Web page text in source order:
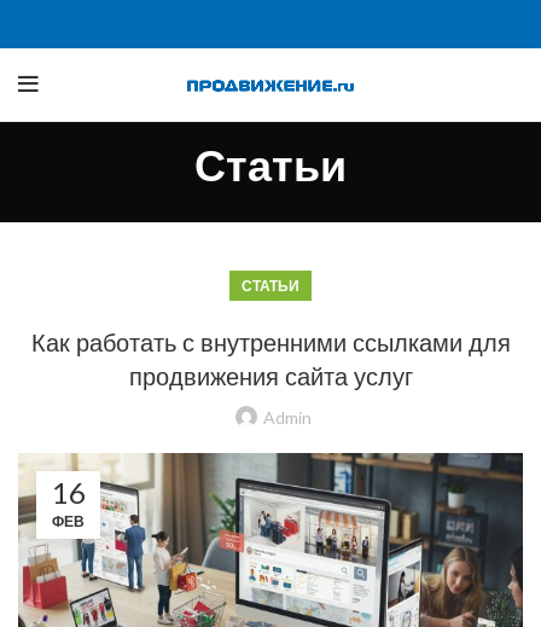
Статьи
СТАТЬИ
Как работать с внутренними ссылками для
продвижения сайта услуг
Admin
16
ФЕВ